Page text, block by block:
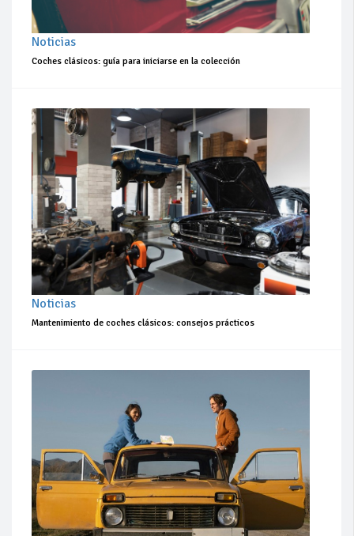
Noticias
Coches clásicos: guía para iniciarse en la colección
Noticias
Mantenimiento de coches clásicos: consejos prácticos